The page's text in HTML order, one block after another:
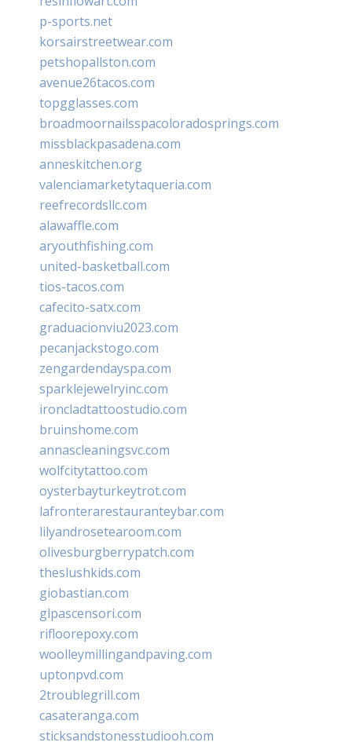
p-sports.net
korsairstreetwear.com
petshopallston.com
avenue26tacos.com
topgglasses.com
broadmoornailsspacoloradosprings.com
missblackpasadena.com
anneskitchen.org
valenciamarketytaqueria.com
reefrecordsllc.com
alawaffle.com
aryouthfishing.com
united-basketball.com
tios-tacos.com
cafecito-satx.com
graduacionviu2023.com
pecanjackstogo.com
zengardendayspa.com
sparklejewelryinc.com
ironcladtattoostudio.com
bruinshome.com
annascleaningsvc.com
wolfcitytattoo.com
oysterbayturkeytrot.com
lafronterarestauranteybar.com
lilyandrosetearoom.com
olivesburgberrypatch.com
theslushkids.com
giobastian.com
glpascensori.com
rifloorepoxy.com
woolleymillingandpaving.com
uptonpvd.com
2troublegrill.com
casateranga.com
sticksandstonesstudiooh.com